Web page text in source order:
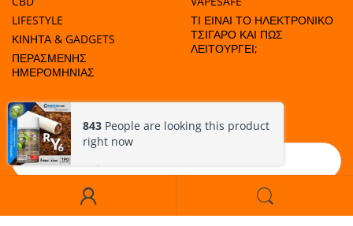
LIFESTYLE
ΚΙΝΗΤΑ & GADGETS
ΠΕΡΑΣΜΕΝΗΣ
ΗΜΕΡΟΜΗΝΙΑΣ
ΤΙ ΕΙΝΑΙ ΤΟ ΗΛΕΚΤΡΟΝΙΚΟ
ΤΣΙΓΑΡΟ ΚΑΙ ΠΩΣ
ΛΕΙΤΟΥΡΓΕΙ;
ΜΑΘΕΤΕ ΠΟΤΕ ΕΧΟΥΜΕ ΠΡΟΣΦΟΡΕΣ!
843 People are looking this product
right now